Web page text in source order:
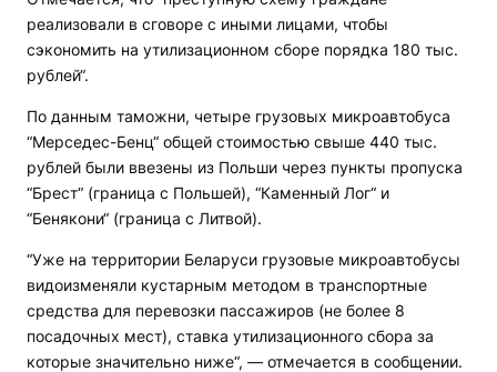
реализовали в сговоре с иными лицами, чтобы
сэкономить на утилизационном сборе порядка 180 тыс.
рублей“.
По данным таможни, четыре грузовых микроавтобуса
“Мерседес-Бенц“ общей стоимостью свыше 440 тыс.
рублей были ввезены из Польши через пункты пропуска
“Брест“ (граница с Польшей), “Каменный Лог“ и
“Бенякони“ (граница с Литвой).
“Уже на территории Беларуси грузовые микроавтобусы
видоизменяли кустарным методом в транспортные
средства для перевозки пассажиров (не более 8
посадочных мест), ставка утилизационного сбора за
которые значительно ниже“, — отмечается в сообщении.